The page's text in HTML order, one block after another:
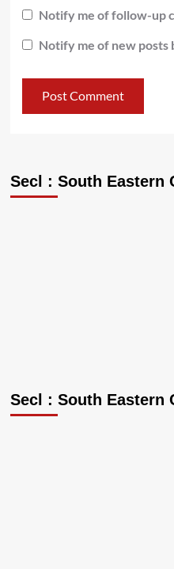
Notify me of follow-up
Notify me of new posts
Secl : South Eastern
Secl : South Eastern